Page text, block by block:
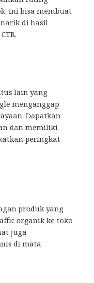
Ini bisa membuat
di hasil
lain yang
menganggap
Dapatkan
dan memiliki
peringkat
produk yang
organik ke toko
juga
di mata